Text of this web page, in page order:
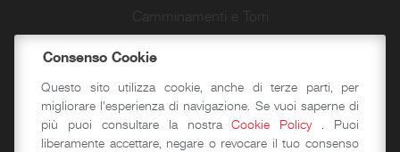
Camminamenti e Torri
Passeggiate d’autore
Didattica
Consenso Cookie
Questo sito utilizza cookie, anche di terze parti, per
migliorare l'esperienza di navigazione. Se vuoi saperne di
più puoi consultare la nostraCookie Policy . Puoi
liberamente accettare, negare o revocare il tuo consenso